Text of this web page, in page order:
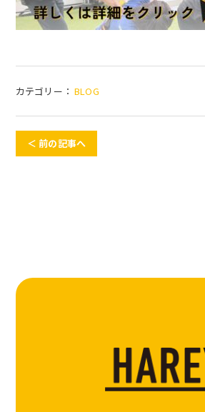
カテゴリー： BLOG
＜ 前の記事へ